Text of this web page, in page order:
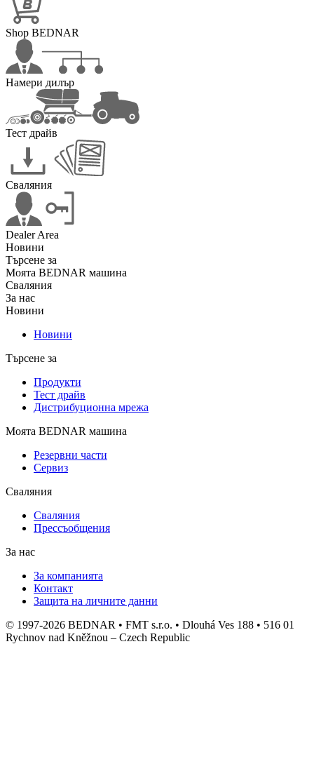
Shop BEDNAR
Намери дилър
Тест драйв
Сваляния
Dealer Area
Новини
Търсене за
Моята BEDNAR машина
Сваляния
За нас
Новини
Новини
Търсене за
Продукти
Тест драйв
Дистрибуционна мрежа
Моята BEDNAR машина
Резервни части
Сервиз
Сваляния
Сваляния
Прессъобщения
За нас
За компанията
Контакт
Защита на личните данни
© 1997-2026 BEDNAR • FMT s.r.o. • Dlouhá Ves 188 • 516 01
Rychnov nad Kněžnou – Czech Republic